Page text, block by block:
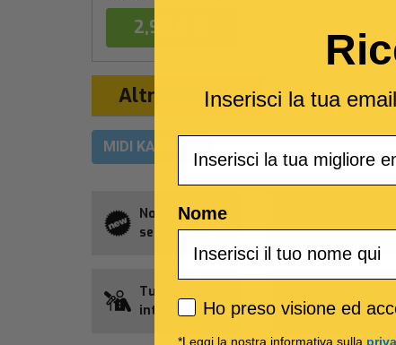
2,99 €
Altri formati
MIDI KARAOKE
Novità della
settimana
Allsongs
Tutti gli
interpreti
Songnet
Inserisci la tua
Nome
Privacy policy
Ho preso visione ed
*Leggi la nostra informativa sulla